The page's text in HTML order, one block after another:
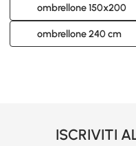
ombrellone 150x200
ombrellone 240 cm
ISCRIVITI